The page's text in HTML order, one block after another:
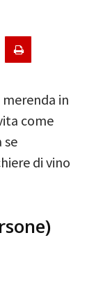
in
come
se
di vino